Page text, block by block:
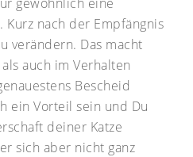
Kurz nach der Empfängnis
verändern. Das macht
auch im Verhalten
Bescheid
ein Vorteil sein und Du
deiner Katze
sich aber nicht ganz